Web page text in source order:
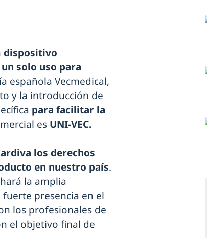
dispositivo
solo uso para
española Vecmedical,
y la introducción de
para facilitar la
es UNI-VEC.
los derechos
en nuestro país.
la amplia
presencia en el
los profesionales de
el objetivo final de